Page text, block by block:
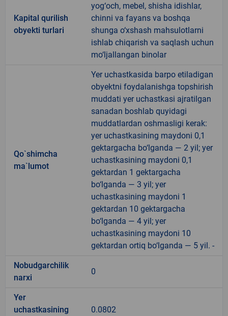
Kapital qurilish
obyekti turlari
yog‘och, mebel, shisha idishlar,
chinni va fayans va boshqa
shunga o‘xshash mahsulotlarni
ishlab chiqarish va saqlash uchun
mo‘ljallangan binolar
Qo`shimcha
ma`lumot
Yer uchastkasida barpo etiladigan
obyektni foydalanishga topshirish
muddati yer uchastkasi ajratilgan
sanadan boshlab quyidagi
muddatlardan oshmasligi kerak:
yer uchastkasining maydoni 0,1
gektargacha bo‘lganda — 2 yil; yer
uchastkasining maydoni 0,1
gektardan 1 gektargacha
bo‘lganda — 3 yil; yer
uchastkasining maydoni 1
gektardan 10 gektargacha
bo‘lganda — 4 yil; yer
uchastkasining maydoni 10
gektardan ortiq bo‘lganda — 5 yil. -
Nobudgarchilik
narxi
0
Yer
uchastkasining
0.0802